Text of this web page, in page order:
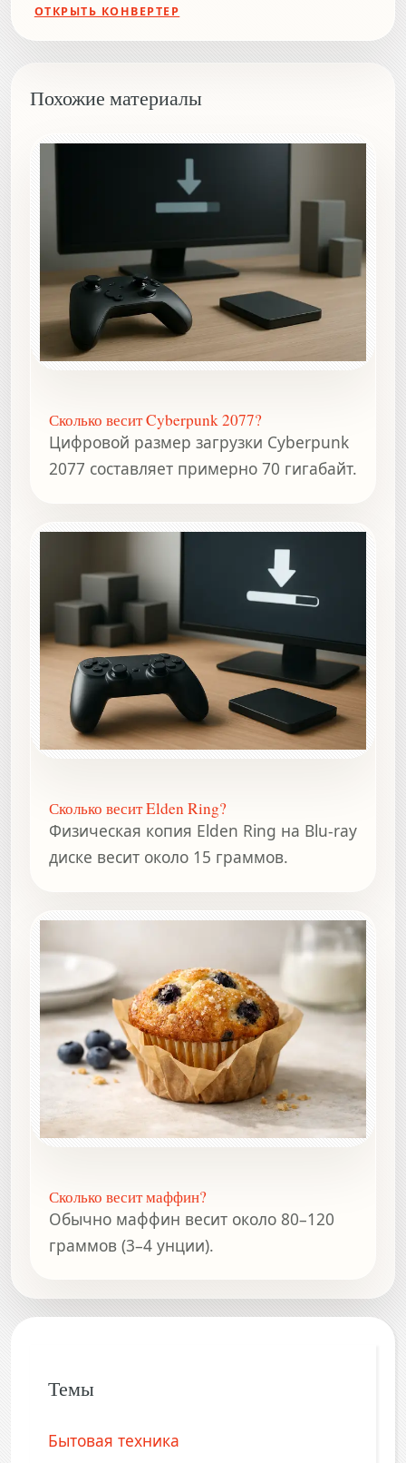
ОТКРЫТЬ КОНВЕРТЕР
Похожие материалы
Сколько весит Cyberpunk 2077?
Цифровой размер загрузки Cyberpunk
2077 составляет примерно 70 гигабайт.
Сколько весит Elden Ring?
Физическая копия Elden Ring на Blu-ray
диске весит около 15 граммов.
Сколько весит маффин?
Обычно маффин весит около 80–120
граммов (3–4 унции).
Темы
Бытовая техника